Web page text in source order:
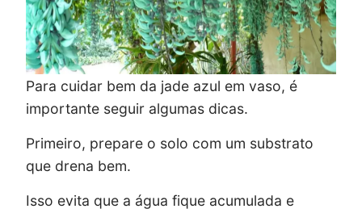
Para cuidar bem da jade azul em vaso, é
importante seguir algumas dicas.
Primeiro, prepare o solo com um substrato
que drena bem.
Isso evita que a água fique acumulada e